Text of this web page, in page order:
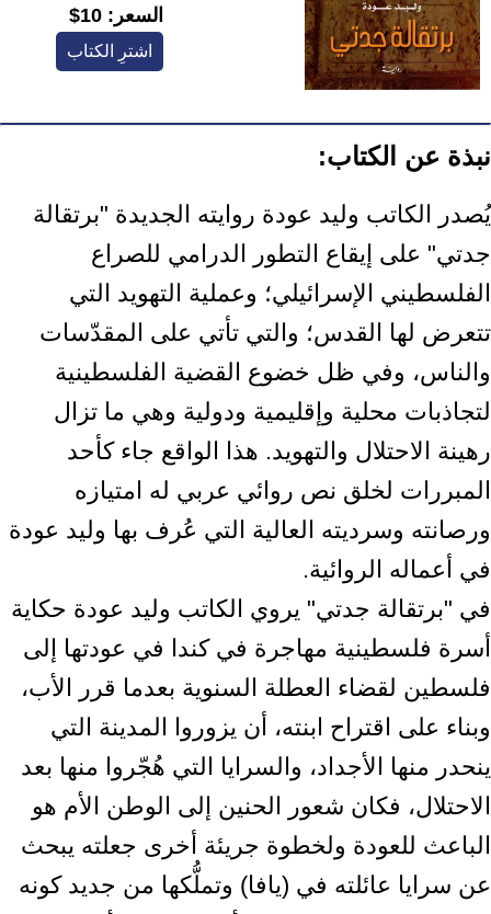
السعر: 10$
اشترِ الكتاب
نبذة عن الكتاب:
يُصدر الكاتب وليد عودة روايته الجديدة "برتقالة
جدتي" على إيقاع التطور الدرامي للصراع
الفلسطيني الإسرائيلي؛ وعملية التهويد التي
تتعرض لها القدس؛ والتي تأتي على المقدّسات
والناس، وفي ظل خضوع القضية الفلسطينية
لتجاذبات محلية وإقليمية ودولية وهي ما تزال
رهينة الاحتلال والتهويد. هذا الواقع جاء كأحد
المبررات لخلق نص روائي عربي له امتيازه
ورصانته وسرديته العالية التي عُرف بها وليد عودة
في أعماله الروائية.
في "برتقالة جدتي" يروي الكاتب وليد عودة حكاية
أسرة فلسطينية مهاجرة في كندا في عودتها إلى
فلسطين لقضاء العطلة السنوية بعدما قرر الأب،
وبناء على اقتراح ابنته، أن يزوروا المدينة التي
ينحدر منها الأجداد، والسرايا التي هُجّروا منها بعد
الاحتلال، فكان شعور الحنين إلى الوطن الأم هو
الباعث للعودة ولخطوة جريئة أخرى جعلته يبحث
عن سرايا عائلته في (يافا) وتملُّكها من جديد كونه